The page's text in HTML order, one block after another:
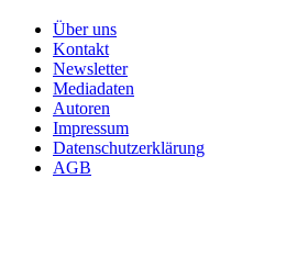
Über uns
Kontakt
Newsletter
Mediadaten
Autoren
Impressum
Datenschutzerklärung
AGB